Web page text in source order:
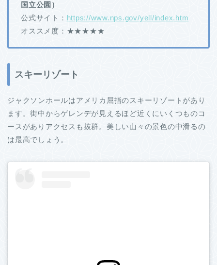
国立公園）
公式サイト： https://www.nps.gov/yell/index.htm
オススメ度：★★★★★
スキーリゾート
ジャクソンホールはアメリカ屈指のスキーリゾートがあり
ます。街中からゲレンデが見えるほど近くにいくつものコ
ースがありアクセスも抜群。美しい山々の景色の中滑るの
は最高でしょう。